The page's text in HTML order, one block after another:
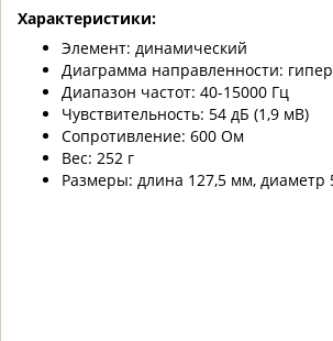
Характеристики:
Элемент: динамический
Диаграмма направленности:
Диапазон частот: 40-15000 Гц
Чувствительность: 54 дБ (1,9 мВ)
Сопротивление: 600 Ом
Вес: 252 г
Размеры: длина 127,5 мм, диаметр